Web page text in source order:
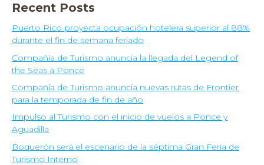
Recent Posts
Puerto Rico proyecta ocupación hotelera superior al 88%
durante el fin de semana feriado
Compañía de Turismo anuncia la llegada del Legend of
the Seas a Ponce
Compañía de Turismo anuncia nuevas rutas de Frontier
para la temporada de fin de año
Impulso al Turismo con el inicio de vuelos a Ponce y
Aguadilla
Boquerón será el escenario de la séptima Gran Feria de
Turismo Interno